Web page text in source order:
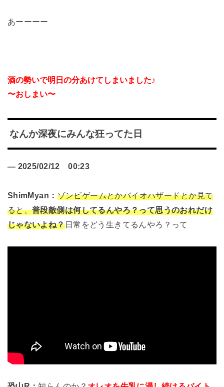
あーーーー
酒の勢いで明日の分あけてしまいました♪
〜おしまい〜
なんか深夜にみんな狂ってた日
— 2025/02/1200:23
ShimMyan： ゾンビゲームとかバイオハザードとか見て
ると、普段敵側は何してるんやろ？って思うのおれだけ
じゃないよね？日常をどう生きてるんやろ？って